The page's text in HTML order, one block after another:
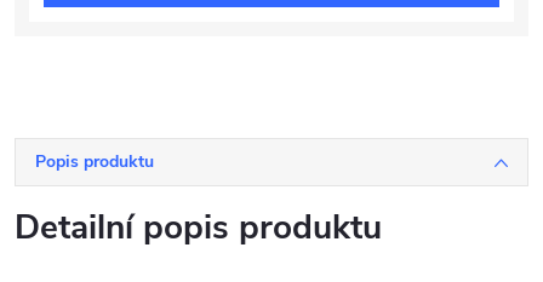
Popis produktu
Detailní popis produktu